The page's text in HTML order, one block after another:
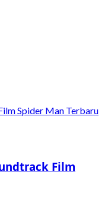
Spider Man Terbaru
Film